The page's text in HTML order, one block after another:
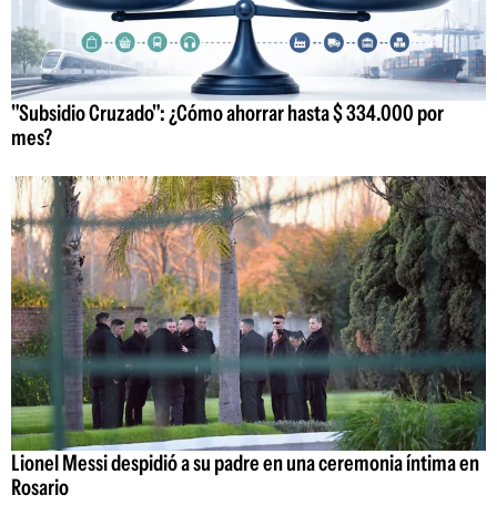
"Subsidio Cruzado": ¿Cómo ahorrar hasta $ 334.000 por
mes?
Lionel Messi despidió a su padre en una ceremonia íntima en
Rosario